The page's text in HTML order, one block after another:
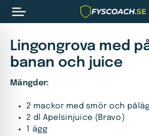
Lingongrova med
banan och juice
Mängder:
2 mackor med smör och
2 dl Apelsinjuice (Bravo)
1 ägg